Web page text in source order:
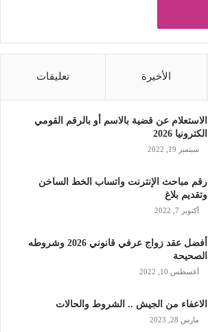
الأخيرة تعليقات
الاستعلام عن قضية بالاسم أو بالرقم القومي
الكترونيا 2026
سبتمبر 19, 2022
رقم مباحث الإنترنت واتساب الخط الساخن
وتقديم بلاغ
أكتوبر 7, 2022
أفضل عقد زواج عرفي قانوني 2026 وشروطه
الصحيحة
أغسطس 10, 2022
الاعفاء من الجيش .. الشروط والحالات
مارس 28, 2023